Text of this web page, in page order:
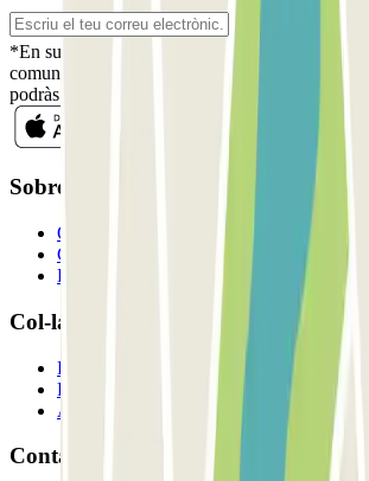
*En subscriure't acceptes la nostra Política de
comunicacions comercials de Parclick. Sense
podràs donar-te de baixa quan vulguis en la
Sobre Parclick
Qui som
Com funciona?
Els nostres pàrquings
Col-laborem?
Professionals
Proveïdor de pàrquing
Afiliat
Contacte